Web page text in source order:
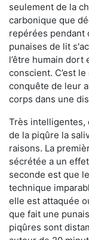
seulement de la
carbonique que
repérées pendant
punaises de lit
l’être humain
conscient. C’est
conquête de leur
corps dans une
Très intelligentes,
de la piqûre la
raisons. La
sécrétée a un
seconde est que
technique
elle est attaquée
que fait une
piqûres sont